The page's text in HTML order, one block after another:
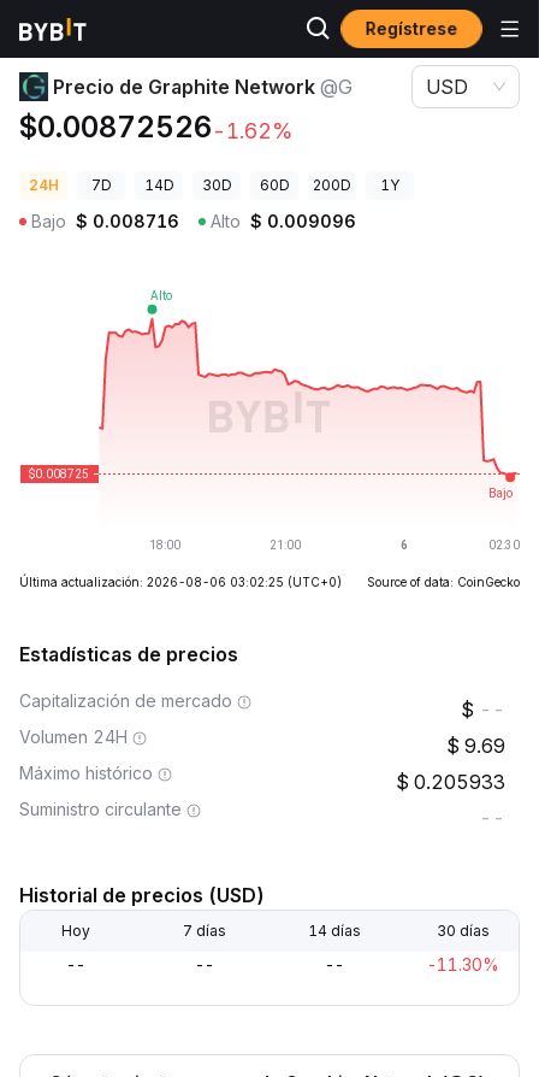
Regístrese
Precios de Criptomonedas Precio de Graphite Network @G
Precio de Graphite Network @G
$0.00872526-1.62%
USD
24H 7D 14D 30D 60D 200D 1Y
Bajo $ 0.008716 Alto $ 0.009096
Última actualización: 2026-08-06 03:02:25 (UTC+0) Source of data: CoinGecko
Estadísticas de precios
Capitalización de mercado --
Volumen 24H 9.69
Máximo histórico 0.205933
Suministro circulante --
Historial de precios (USD)
Hoy 7 días 14 días 30 días
-- -- -- -11.30%